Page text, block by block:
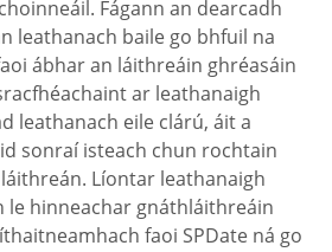
Fágann an dearcadh
leathanach baile go bhfuil na
ábhar an láithreáin ghréasáin
ar leathanaigh
leathanach eile clárú, áit a
sonraí isteach chun rochtain
Líontar leathanaigh
le hinneachar gnáthláithreáin
faoi SPDate ná go